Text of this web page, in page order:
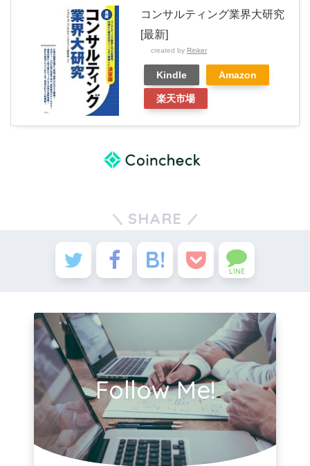
コンサルティング業界大研究
[最新]
created by Rinker
Kindle Amazon
楽天市場
SHARE
LINE
Follow Me!